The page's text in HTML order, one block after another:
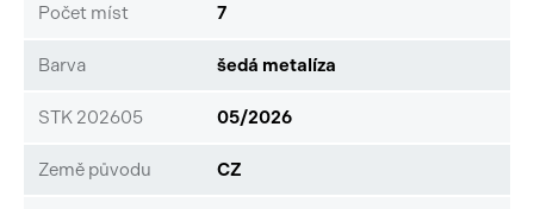
Počet míst 7
Barva šedá metalíza
STK 202605 05/2026
Země původu CZ